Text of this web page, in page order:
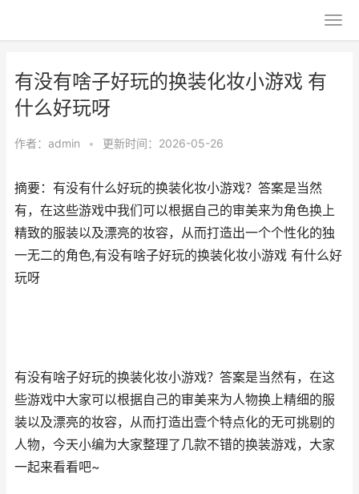
有没有啥子好玩的换装化妆小游戏 有
什么好玩呀
作者： admin • 更新时间：2026-05-26
摘要：​有没有什么好玩的换装化妆小游戏？答案是当然
有，在这些游戏中我们可以根据自己的审美来为角色换上
精致的服装以及漂亮的妆容，从而打造出一个个性化的独
一无二的角色,有没有啥子好玩的换装化妆小游戏 有什么好
玩呀
有没有啥子好玩的换装化妆小游戏？答案是当然有，在这
些游戏中大家可以根据自己的审美来为人物换上精细的服
装以及漂亮的妆容，从而打造出壹个特点化的无可挑剔的
人物，今天小编为大家整理了几款不错的换装游戏，大家
一起来看看吧~